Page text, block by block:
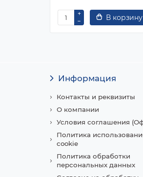
В корзину
Информация
Контакты и реквизиты
О компании
Условия соглашения
Политика
cookie
Политика обработки
персональных данных